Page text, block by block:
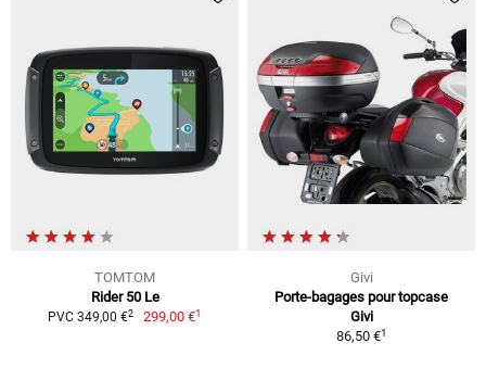
TOMTOM
Rider 50 Le
PVC 349,00 €2 299,00 €1
Givi
Porte-bagages pour topcase
Givi
86,50 €1